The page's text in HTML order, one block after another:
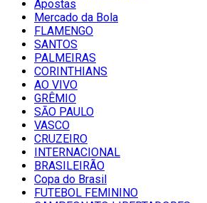
Apostas
Mercado da Bola
FLAMENGO
SANTOS
PALMEIRAS
CORINTHIANS
AO VIVO
GRÊMIO
SĀO PAULO
VASCO
CRUZEIRO
INTERNACIONAL
BRASILEIRÃO
Copa do Brasil
FUTEBOL FEMININO